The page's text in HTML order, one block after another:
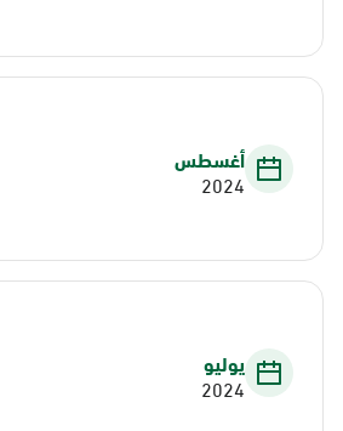
أغسطس
2024
يوليو
2024